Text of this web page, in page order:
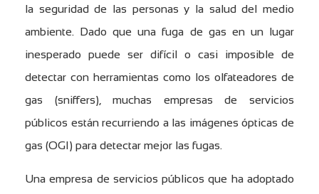
la seguridad de las personas y la salud del medio
ambiente. Dado que una fuga de gas en un lugar
inesperado puede ser difícil o casi imposible de
detectar con herramientas como los olfateadores de
gas (sniffers), muchas empresas de servicios
públicos están recurriendo a las imágenes ópticas de
gas (OGI) para detectar mejor las fugas.
Una empresa de servicios públicos que ha adoptado